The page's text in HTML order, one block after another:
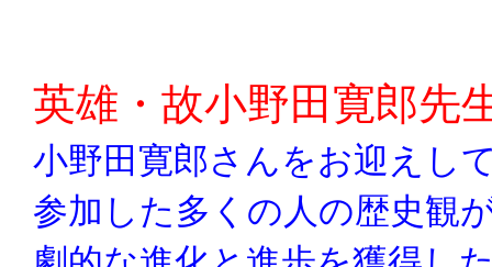
英雄・故小野田寛郎先
小野田寛郎さんをお迎えし
参加した多くの人の歴史観